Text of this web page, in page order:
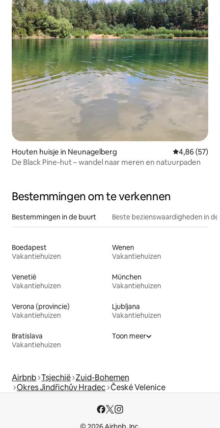
Houten huisje in Neunagelberg Gemiddelde
4,86 (57)
De Black Pine-hut – wandel naar meren en natuurpaden
Bestemmingen om te verkennen
Bestemmingen in de buurt Beste bezienswaardigheden in
Boedapest
Vakantiehuizen
Wenen
Vakantiehuizen
Venetië
Vakantiehuizen
München
Vakantiehuizen
Verona (provincie)
Vakantiehuizen
Ljubljana
Vakantiehuizen
Bratislava
Vakantiehuizen
Toon meer
Airbnb Tsjechië Zuid-Bohemen
Okres Jindřichův Hradec České Velenice